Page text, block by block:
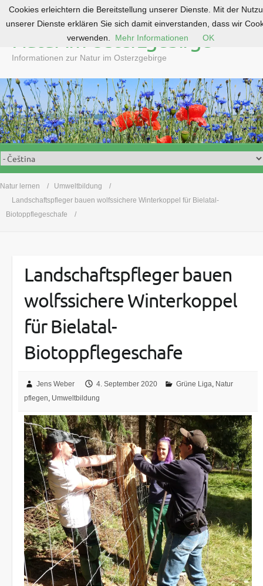
o
c
o
n
t
e
n
Natur im Osterzgebirge
Informationen zur Natur im Osterzgebirge
Natur lernen
Umweltbildung
Landschaftspfleger bauen wolfssichere Winterkoppel für Bielatal-
Biotoppflegeschafe
Landschaftspfleger bauen
wolfssichere Winterkoppel
für Bielatal-
Biotoppflegeschafe
Jens Weber 4. September 2020 Grüne Liga, Natur
pflegen, Umweltbildung
Cookies erleichtern die Bereitstellung unserer Dienste. Mit der
unserer Dienste erklären Sie sich damit einverstanden, dass wir
verwenden.
Mehr Informationen OK